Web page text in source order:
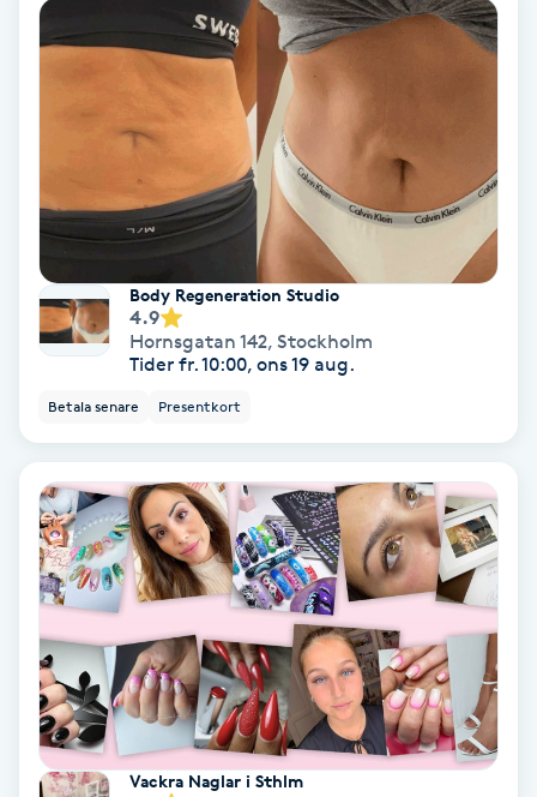
Huduppstramning
Hyperhidros
Hypnos
Hårborttagning
Hårbottenbehandling
Hårförlängning
Hårvård
Hälsprickor
Idrottsmassage
Body Regeneration Studio
4.9
Hornsgatan 142, Stockholm
Tider fr. 10:00, ons 19 aug.
Betala senare Presentkort
Vackra Naglar i Sthlm